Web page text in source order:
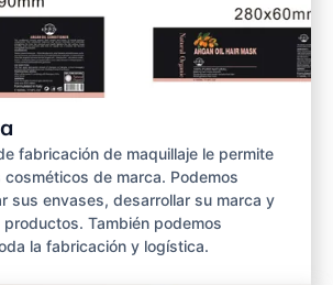
fabricación de maquillaje le permite
de marca. Podemos
sus envases, desarrollar su marca y
También podemos
la fabricación y logística.